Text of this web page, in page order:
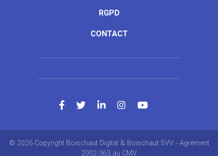
RGPD
CONTACT
© 2026 Copyright Boischaut Digital & Boischaut SVV - Agrément
2002-363 au CMV